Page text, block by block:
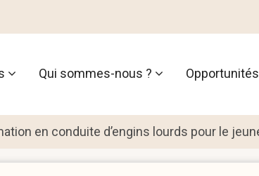
Qui sommes-nous ? Opportunités
en conduite d’engins lourds pour le